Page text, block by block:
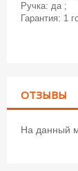
Ручка: да ;
Гарантия: 1
ОТЗЫВЫ
На данный